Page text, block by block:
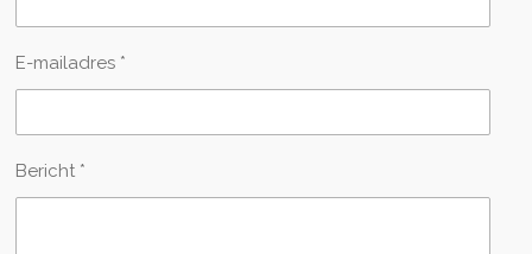
E-mailadres *
Bericht *